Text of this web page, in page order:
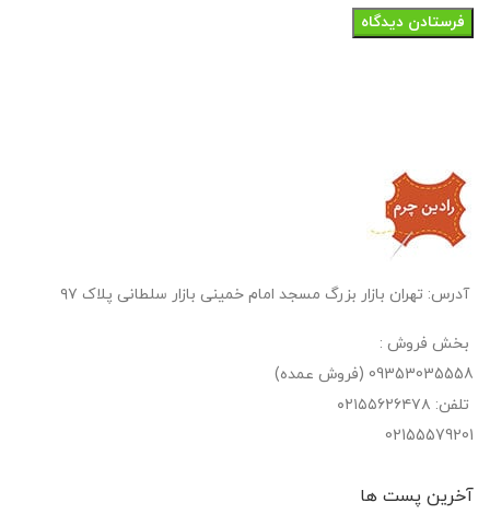
آدرس: تهران بازار بزرگ مسجد امام خمینی بازار سلطانی پلاک ۹۷
بخش فروش :
09353035558 (فروش عمده)
تلفن: ۰۲۱۵۵۶۲۶۴۷۸
02155579201
آخرین پست‌ ها